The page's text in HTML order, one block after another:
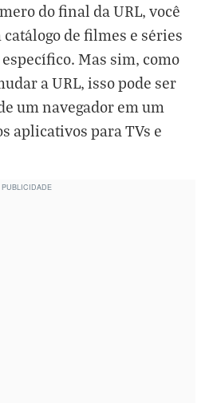
do final da URL, você
catálogo de filmes e séries
Mas sim, como
a URL, isso pode ser
um navegador em um
aplicativos para TVs e